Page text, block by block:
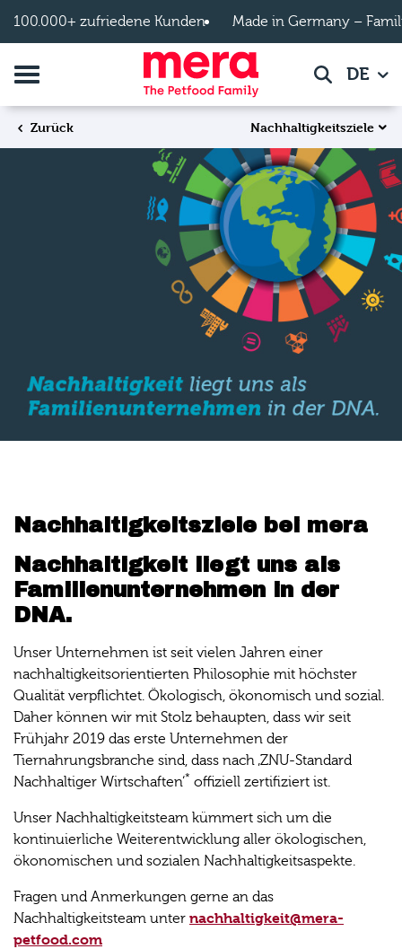
100.000+ zufriedene Kunden Made in Germany –
Navigation umschalten SucheDE
Zurück Nachhaltigkeitsziele
Nachhaltigkeitsziele bei mera
Nachhaltigkeit liegt uns als
Familienunternehmen in der
DNA.
Unser Unternehmen ist seit vielen Jahren einer
nachhaltigkeitsorientierten Philosophie mit höchster
Qualität verpflichtet. Ökologisch, ökonomisch und sozial.
Daher können wir mit Stolz behaupten, dass wir seit
Frühjahr 2019 das erste Unternehmen der
Tiernahrungsbranche sind, dass nach ‚ZNU-Standard
Nachhaltiger Wirtschaften‘* offiziell zertifiziert ist.
Unser Nachhaltigkeitsteam kümmert sich um die
kontinuierliche Weiterentwicklung aller ökologischen,
ökonomischen und sozialen Nachhaltigkeitsaspekte.
Fragen und Anmerkungen gerne an das
Nachhaltigkeitsteam unter nachhaltigkeit@mera-
petfood.com